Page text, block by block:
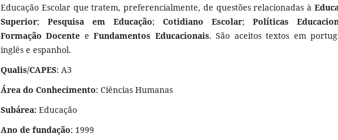
Educação Escolar que tratem, preferencialmente, de questões relacionadas à
Superior; Pesquisa em Educação; Cotidiano Escolar; Políticas
Formação Docente eFundamentos Educacionais. São aceitos textos em
inglês e espanhol.
Qualis/CAPES: A3
Área do Conhecimento: Ciências Humanas
Subárea: Educação
Ano de fundação: 1999